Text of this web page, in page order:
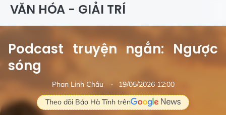
VĂN HÓA - GIẢI TRÍ
Podcast truyện ngắn: Ngược
sóng
Phan Linh Châu
19/05/2026 12:00
Theo dõi Báo Hà Tĩnh trên